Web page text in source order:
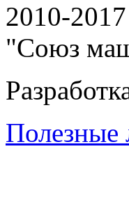
2010-
"Союз
Полезные